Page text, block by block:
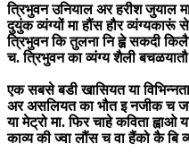
त्रिभुवन उनियाल अर हरीश जुयाल
दुयुंक व्यंग्यों मा हौंस हौर व्यंग्यकारूं
त्रिभुवन कि तुलना नि ह्व़े सकदी
च. त्रिभुवन का व्यंग्य शैली
एक सबसे बडी खासियत या
अर असलियत का भौत इ नजीक च
या मेट्रो मा. फिर चाहे कविता ह्वाओ
काव्य की ज्वा लौंस च वा हैंको कै बि